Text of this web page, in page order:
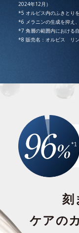
2024年12月）
*5 オルビス内のふきとり
*6 メラニンの生成を抑え
*7 角層の範囲内における
*8 販売名：オルビス リ
刻
ケアの